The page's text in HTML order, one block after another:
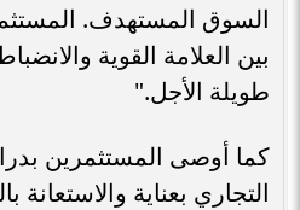
السوق المستهدف.
بين العلامة القوية
طويلة الأجل."
كما أوصى المستثمرين
التجاري بعناية والاستعانة